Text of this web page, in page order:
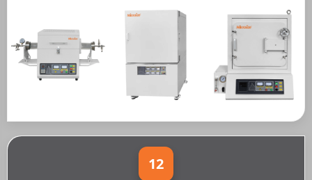
12